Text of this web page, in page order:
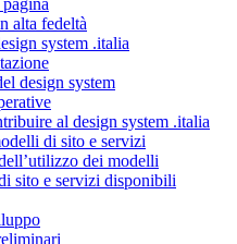
alta fedeltà
system .italia
design system
al design system .italia
di sito e servizi
dei modelli
sito e servizi disponibili